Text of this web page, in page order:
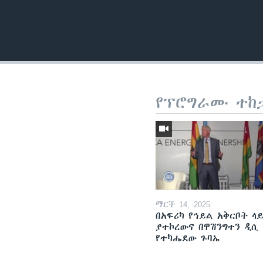
የፕሮግራሙ
ማርች 14, 2025
በአፍሪካ የኅይል አቅርቦት
ያተኮረውና በዋሽንግተን ዲሲ
የተካሔደው ጉባኤ